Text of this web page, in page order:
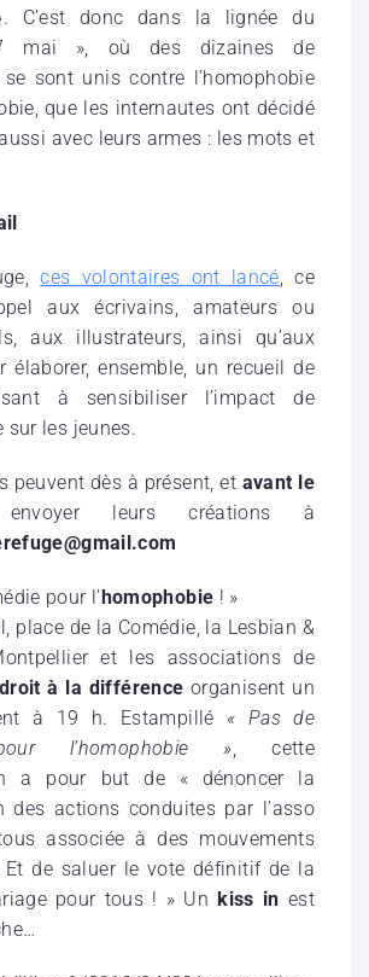
. C’est donc dans la lignée du
mai », où des dizaines de
sont unis contre l’homophobie
que les internautes ont décidé
avec leurs armes : les mots et
ces volontaires ont lancé, ce
aux écrivains, amateurs ou
aux illustrateurs, ainsi qu’aux
élaborer, ensemble, un recueil de
à sensibiliser l’impact de
sur les jeunes.
peuvent dès à présent, et avant le
leurs créations à
pour l’homophobie ! »
place de la Comédie, la Lesbian &
et les associations de
droit à la différenceorganisent un
à 19 h. Estampillé « Pas de
l’homophobie », cette
a pour but de « dénoncer la
des actions conduites par l’asso
associée à des mouvements
Et de saluer le vote définitif de la
pour tous ! » Unkiss in est